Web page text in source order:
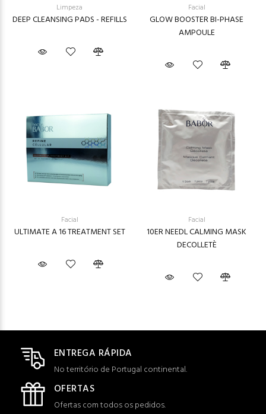
Limpeza
DEEP CLEANSING PADS - REFILLS
Facial
GLOW BOOSTER BI-PHASE
AMPOULE
Facial
ULTIMATE A 16 TREATMENT SET
Facial
10ER NEEDL CALMING MASK
DECOLLETÈ
ENTREGA RÁPIDA
No território de Portugal continental.
OFERTAS
Ofertas com todos os pedidos.